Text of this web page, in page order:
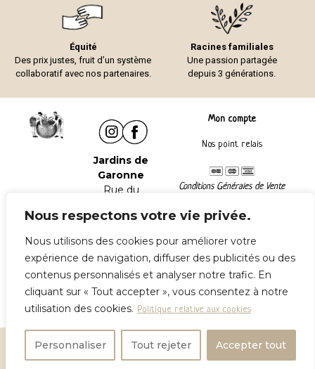
Nous respectons votre vie privée.
Nous utilisons des cookies pour améliorer votre
expérience de navigation, diffuser des publicités ou des
contenus personnalisés et analyser notre trafic. En
cliquant sur « Tout accepter », vous consentez à notre
utilisation des cookies. Politique relative aux cookies
Personnaliser Tout rejeter Accepter tout
Équité
Des prix justes, fruit d’un système
collaboratif avec nos partenaires.
Racines familiales
Une passion partagée
depuis 3 générations.
Jardins de
Garonne
Rue du
47240
Tel :
85 02
Contactez-
nous
Mon compte
Nos point relais
Conditions Générales de Vente
Tous droits réservésJardins de Garonne © 2025
Réalisation Art’Com Bureautique